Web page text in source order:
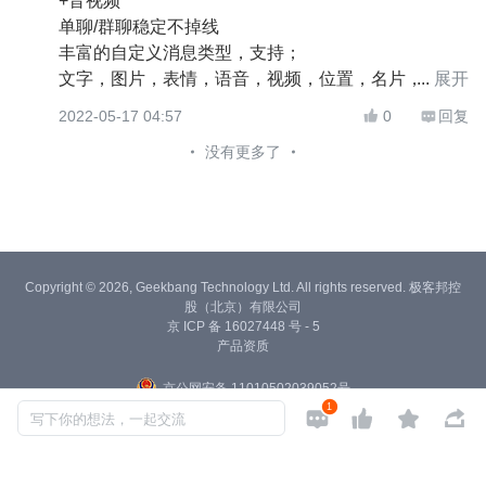
单聊/群聊稳定不掉线
丰富的自定义消息类型，支持；
文字，图片，表情，语音，视频，位置，名片，文
超级大群，并发量稳定无压力。
展开
2022-05-17 04:57  0  回复
没有更多了
写下你的想法，一起交流 
1   
Copyright © 2026, Geekbang Technology Ltd. All rights reserved. 极客邦控
股（北京）有限公司
京 ICP 备 16027448 号 - 5
产品资质
京公网安备 11010502039052号